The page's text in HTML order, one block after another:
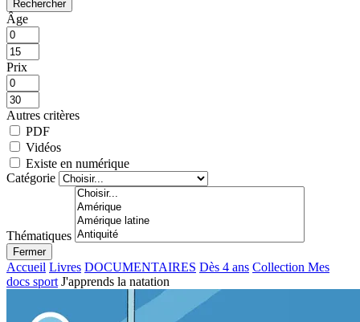
Rechercher
Âge
Prix
Autres critères
PDF
Vidéos
Existe en numérique
Catégorie
Thématiques
Fermer
Accueil Livres DOCUMENTAIRES Dès 4 ans Collection Mes
docs sport J'apprends la natation